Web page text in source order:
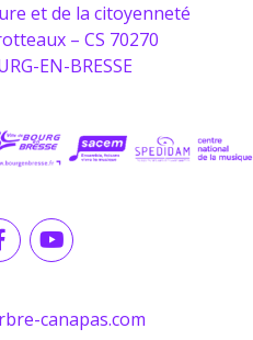
et de la citoyenneté
– CS 70270
EN-BRESSE
canapas.com